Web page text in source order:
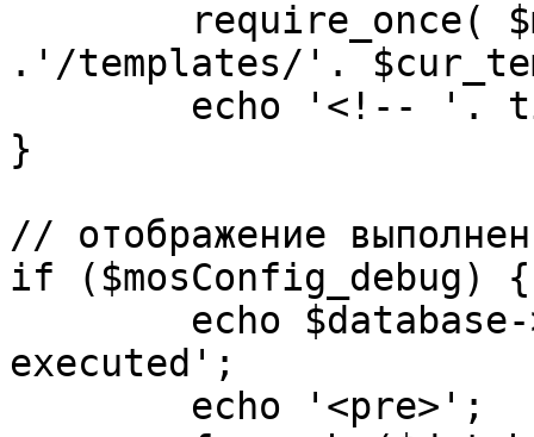
.'/templates/'.
}
// отображение
if ($mosConfig_debug) {
executed';